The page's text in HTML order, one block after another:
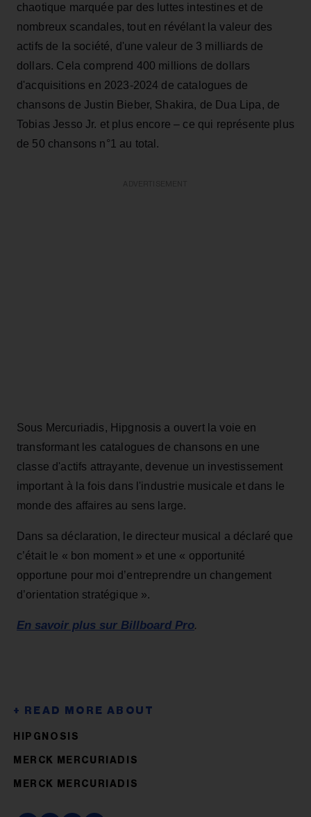
chaotique marquée par des luttes intestines et de
nombreux scandales, tout en révélant la valeur des
actifs de la société, d'une valeur de 3 milliards de
dollars. Cela comprend 400 millions de dollars
d'acquisitions en 2023-2024 de catalogues de
chansons de Justin Bieber, Shakira, de Dua Lipa, de
Tobias Jesso Jr. et plus encore – ce qui représente plus
de 50 chansons n°1 au total.
Sous Mercuriadis, Hipgnosis a ouvert la voie en
transformant les catalogues de chansons en une
classe d'actifs attrayante, devenue un investissement
important à la fois dans l'industrie musicale et dans le
monde des affaires au sens large.
Dans sa déclaration, le directeur musical a déclaré que
c’était le « bon moment » et une « opportunité
opportune pour moi d’entreprendre un changement
d’orientation stratégique ».
En savoir plus sur Billboard Pro.
HIPGNOSIS
MERCK MERCURIADIS
MERCK MERCURIADIS